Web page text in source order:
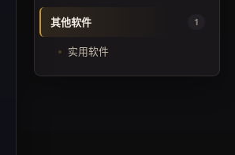
其他软件 1
实用软件